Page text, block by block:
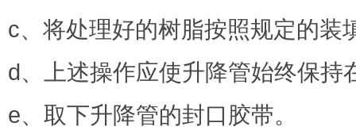
c、将处理好的树脂按照规定的装
d、上述操作应使升降管始终保持
e、取下升降管的封口胶带。